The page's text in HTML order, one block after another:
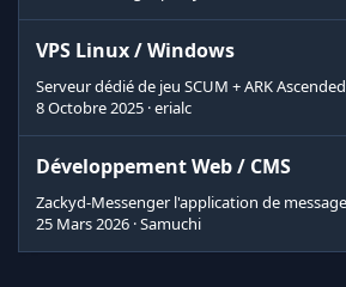
VPS Linux / Windows
Serveur dédié de jeu SCUM + ARK Ascended
8 Octobre 2025 erialc
Développement Web / CMS
25 Mars 2026 Samuchi